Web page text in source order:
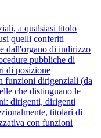
a qualsiasi titolo
quelli conferiti
dall'organo di indirizzo
pubbliche di
di posizione
funzioni dirigenziali (da
che distinguano le
dirigenti, dirigenti
titolari di
con funzioni